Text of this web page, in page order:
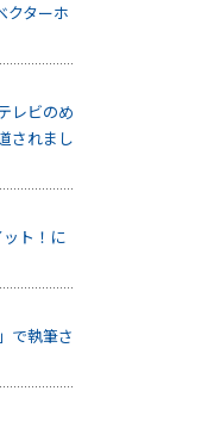
クターホ
レビのめ
されまし
ット！に
で執筆さ